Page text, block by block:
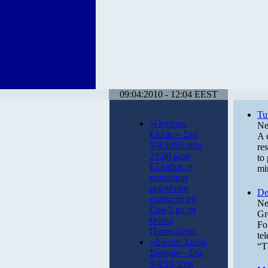
09:04:2010 - 12:04 EEST
«Ονείρου
Ελλάς»- Στις
9/4/2010, στις
23.00 ώρα
Ελλάδας, η
καινούρια
ρεμπέτικη
εκπομπή της
Ερα-5 με τη
Θέσια
Παναγιώτου.
«Δίκτυο Χωρίς
Σύνορα»- Στις
9/4/10, στις
A
to